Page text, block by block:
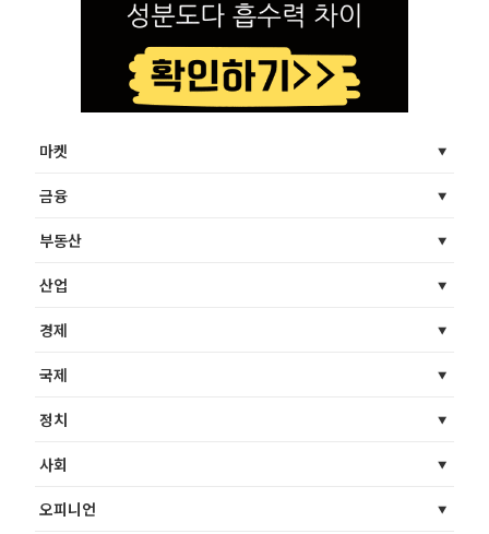
마켓
금융
부동산
산업
경제
국제
정치
사회
오피니언